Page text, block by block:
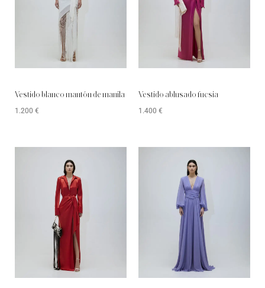
Vestido blanco mantón de manila
1.200 €
Vestido ablusado fucsia
1.400 €